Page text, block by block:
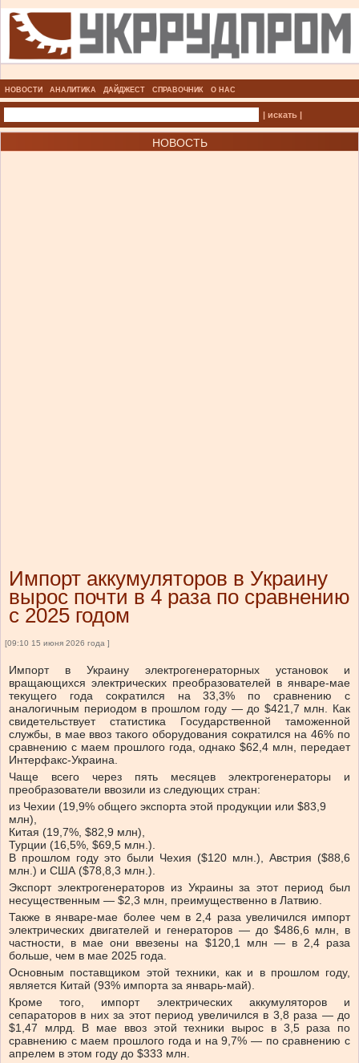
НОВОСТИ АНАЛИТИКА ДАЙДЖЕСТ СПРАВОЧНИК О НАС
| искать |
НОВОСТЬ
Импорт аккумуляторов в Украину
вырос почти в 4 раза по сравнению
с 2025 годом
[09:10 15 июня 2026 года ]
Импорт в Украину электрогенераторных установок и
вращающихся электрических преобразователей в январе-мае
текущего года сократился на 33,3% по сравнению с
аналогичным периодом в прошлом году — до $421,7 млн. Как
свидетельствует статистика Государственной таможенной
службы, в мае ввоз такого оборудования сократился на 46% по
сравнению с маем прошлого года, однако $62,4 млн, передает
Интерфакс-Украина.
Чаще всего через пять месяцев электрогенераторы и
преобразователи ввозили из следующих стран:
из Чехии (19,9% общего экспорта этой продукции или $83,9
млн),
Китая (19,7%, $82,9 млн),
Турции (16,5%, $69,5 млн.).
В прошлом году это были Чехия ($120 млн.), Австрия ($88,6
млн.) и США ($78,8,3 млн.).
Экспорт электрогенераторов из Украины за этот период был
несущественным — $2,3 млн, преимущественно в Латвию.
Также в январе-мае более чем в 2,4 раза увеличился импорт
электрических двигателей и генераторов — до $486,6 млн, в
частности, в мае они ввезены на $120,1 млн — в 2,4 раза
больше, чем в мае 2025 года.
Основным поставщиком этой техники, как и в прошлом году,
является Китай (93% импорта за январь-май).
Кроме того, импорт электрических аккумуляторов и
сепараторов в них за этот период увеличился в 3,8 раза — до
$1,47 млрд. В мае ввоз этой техники вырос в 3,5 раза по
сравнению с маем прошлого года и на 9,7% — по сравнению с
апрелем в этом году до $333 млн.